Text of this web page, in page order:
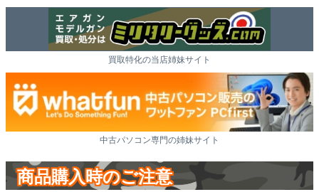
買取特化の当店姉妹サイト
中古パソコン専門の姉妹サイト
商品購入時のご注意